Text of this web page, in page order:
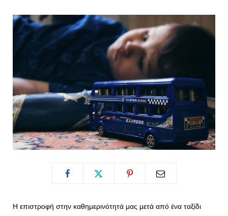
t
r
)
Η επιστροφή στην καθημερινότητά μας μετά από ένα ταξίδι